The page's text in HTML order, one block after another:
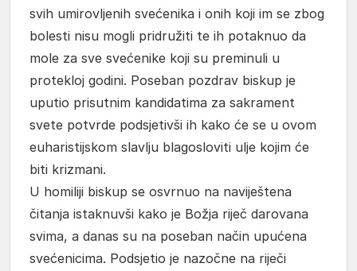
svih umirovljenih svećenika i onih koji im se zbog
bolesti nisu mogli pridružiti te ih potaknuo da
mole za sve svećenike koji su preminuli u
protekloj godini. Poseban pozdrav biskup je
uputio prisutnim kandidatima za sakrament
svete potvrde podsjetivši ih kako će se u ovom
euharistijskom slavlju blagosloviti ulje kojim će
biti krizmani.
U homiliji biskup se osvrnuo na naviještena
čitanja istaknuvši kako je Božja riječ darovana
svima, a danas su na poseban način upućena
svećenicima. Podsjetio je nazočne na riječi